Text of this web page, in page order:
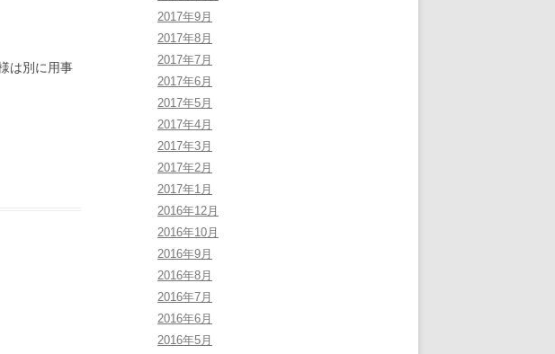
は別に用事
2017年9月
2017年8月
2017年7月
2017年6月
2017年5月
2017年4月
2017年3月
2017年2月
2017年1月
2016年12月
2016年10月
2016年9月
2016年8月
2016年7月
2016年6月
2016年5月